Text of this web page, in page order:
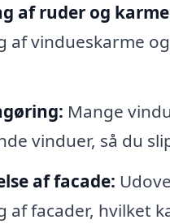
af ruder og
af vindueskarme
Mange
vinduer, så du
af facade:
af facader, hvilket